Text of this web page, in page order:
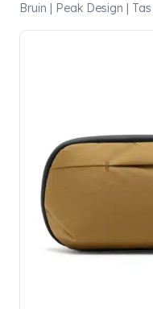
Bruin | Peak Design | Tas